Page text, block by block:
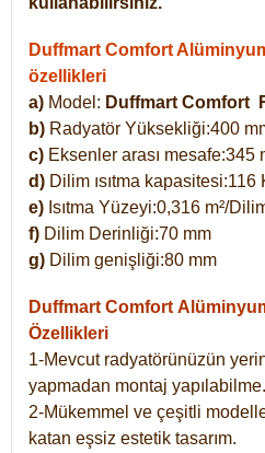
Duffmart Comfort
özellikleri
a) Model: Duffmart Comfort
b) Radyatör Yüksekliği:400
c) Eksenler arası mesafe:345
d) Dilim ısıtma kapasitesi:116
e) Isıtma Yüzeyi:0,316 m²/
f) Dilim Derinliği:70 mm
g) Dilim genişliği:80 mm
Duffmart Comfort
Özellikleri
1-Mevcut radyatörünüzün
yapmadan montaj yapılabilme.
2-Mükemmel ve çeşitli
katan eşsiz estetik tasarım.